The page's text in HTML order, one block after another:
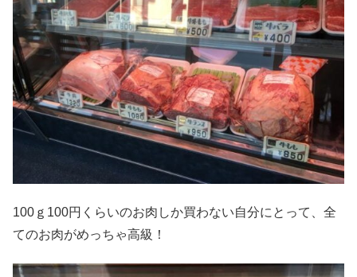
100ｇ100円くらいのお肉しか買わない自分にとって、全
てのお肉がめっちゃ高級！